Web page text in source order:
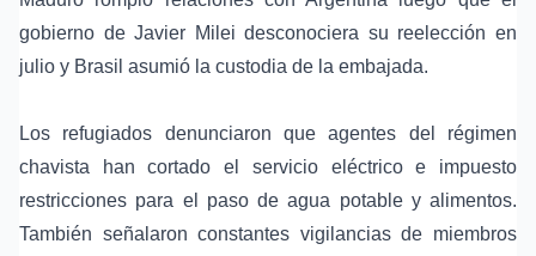
gobierno de Javier Milei desconociera su reelección en
julio y Brasil asumió la custodia de la embajada.
Los refugiados denunciaron que agentes del régimen
chavista han cortado el servicio eléctrico e impuesto
restricciones para el paso de agua potable y alimentos.
También señalaron constantes vigilancias de miembros